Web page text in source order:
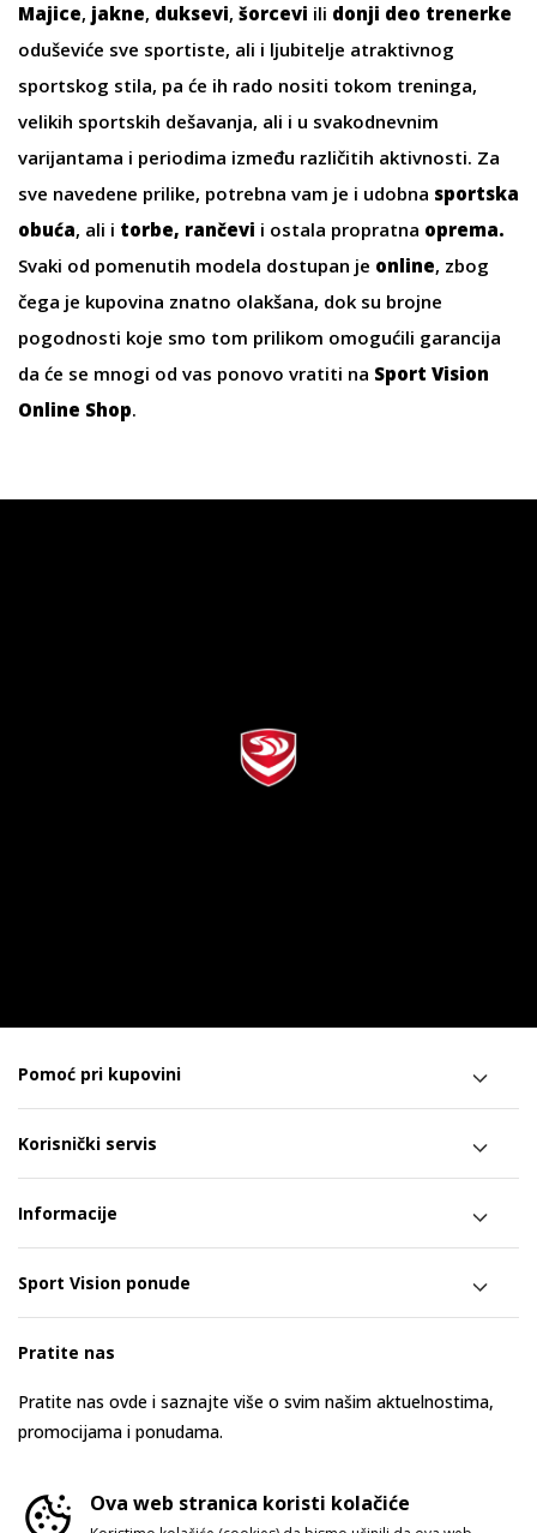
Majice, jakne, duksevi, šorcevi ili donji deo trenerke
oduševiće sve sportiste, ali i ljubitelje atraktivnog
sportskog stila, pa će ih rado nositi tokom treninga,
velikih sportskih dešavanja, ali i u svakodnevnim
varijantama i periodima između različitih aktivnosti. Za
sve navedene prilike, potrebna vam je i udobna sportska
obuća, ali i torbe, rančevi i ostala propratna oprema.
Svaki od pomenutih modela dostupan je online, zbog
čega je kupovina znatno olakšana, dok su brojne
pogodnosti koje smo tom prilikom omogućili garancija
da će se mnogi od vas ponovo vratiti na Sport Vision
Online Shop.
Pomoć pri kupovini
Korisnički servis
Informacije
Sport Vision ponude
Pratite nas
Pratite nas ovde i saznajte više o svim našim aktuelnostima,
promocijama i ponudama.
Ova web stranica koristi kolačiće